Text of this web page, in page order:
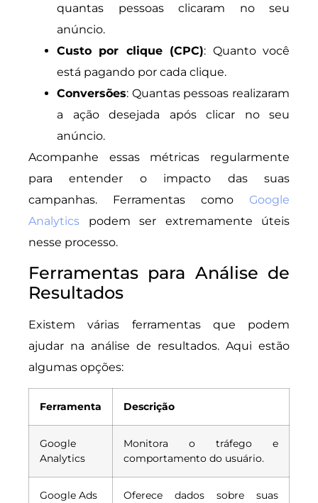
quantas pessoas clicaram no seu
anúncio.
Custo por clique (CPC): Quanto você
está pagando por cada clique.
Conversões: Quantas pessoas realizaram
a ação desejada após clicar no seu
anúncio.
Acompanhe essas métricas regularmente
para entender o impacto das suas
campanhas. Ferramentas como Google
Analytics podem ser extremamente úteis
nesse processo.
Ferramentas para Análise de
Resultados
Existem várias ferramentas que podem
ajudar na análise de resultados. Aqui estão
algumas opções:
Ferramenta Descrição
Google
Analytics
Monitora o tráfego e
comportamento do usuário.
Google Ads
Oferece dados sobre suas